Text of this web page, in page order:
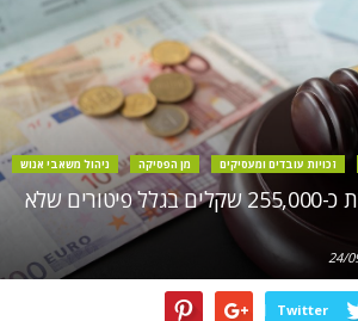
זכויות עובדים ומעסיקים מן הפסיקה ניהול משאבי אנוש
חברה תשלם לעובדת כ-255,000 שקלים בגלל פיטורים שלא
24/
Twitter